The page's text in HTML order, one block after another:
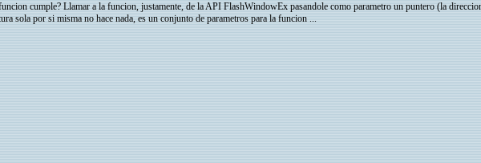
cumple? Llamar a la funcion, justamente, de la API FlashWindowEx pasandole como parametro un puntero (la
sola por si misma no hace nada, es un conjunto de parametros para la funcion ...